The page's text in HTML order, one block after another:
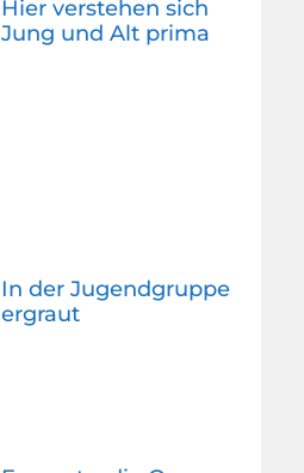
Hier verstehen sich
Jung und Alt prima
In der Jugendgruppe
ergraut